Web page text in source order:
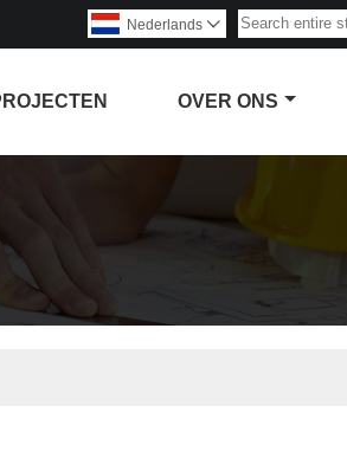
Nederlands 
OVER ONS